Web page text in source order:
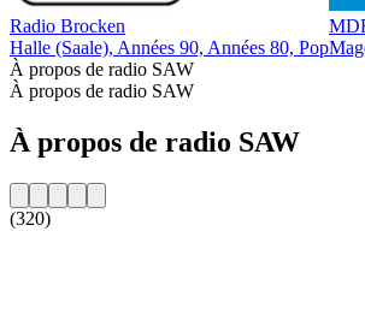
Radio Brocken
Halle (Saale), Années 90, Années 80, Pop
À propos de radio SAW
À propos de radio SAW
À propos de radio SAW
(320)